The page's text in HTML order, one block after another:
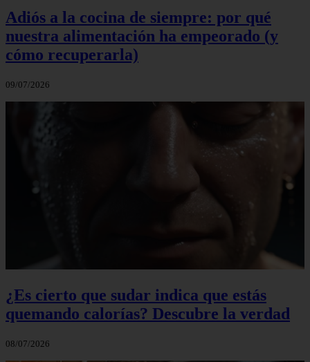
Adiós a la cocina de siempre: por qué
nuestra alimentación ha empeorado (y
cómo recuperarla)
09/07/2026
¿Es cierto que sudar indica que estás
quemando calorías? Descubre la verdad
08/07/2026